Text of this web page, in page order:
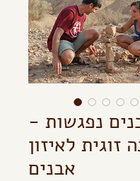
נפגשות -
זוגית לאיזון
אבנים